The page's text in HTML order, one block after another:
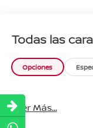
Todas las
Opciones
Leer Más...